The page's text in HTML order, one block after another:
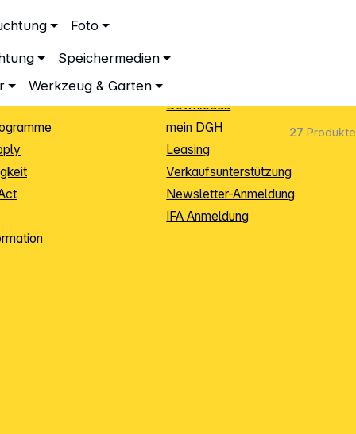
Foto
Speichermedien
Werkzeug & Garten
27 Produkte
Sendungsverfolgung
Downloads
mein DGH
Leasing
Verkaufsunterstützung
Newsletter-Anmeldung
IFA Anmeldung